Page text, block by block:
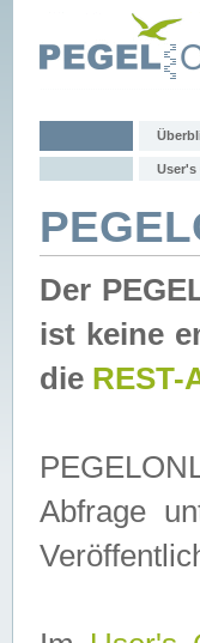
User's
Der
ist keine
die REST-
Abfrage